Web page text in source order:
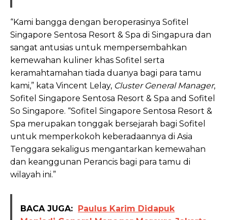
“Kami bangga dengan beroperasinya Sofitel
Singapore Sentosa Resort & Spa di Singapura dan
sangat antusias untuk mempersembahkan
kemewahan kuliner khas Sofitel serta
keramahtamahan tiada duanya bagi para tamu
kami,” kata Vincent Lelay, Cluster General Manager,
Sofitel Singapore Sentosa Resort & Spa and Sofitel
So Singapore. “Sofitel Singapore Sentosa Resort &
Spa merupakan tonggak bersejarah bagi Sofitel
untuk memperkokoh keberadaannya di Asia
Tenggara sekaligus mengantarkan kemewahan
dan keanggunan Perancis bagi para tamu di
wilayah ini.”
BACA JUGA:
Paulus Karim Didapuk